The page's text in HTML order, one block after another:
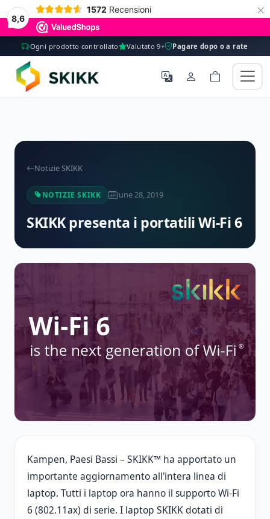
8,6
1572 Recensioni ×
Ogni prodotto controllato Valutato 9+ Pagare dopo o a rate
Notizie SKIKK
NOTIZIE SKIKK June 28, 2019
SKIKK presenta i portatili Wi-Fi 6
Kampen, Paesi Bassi – SKIKK™ ha apportato un
importante aggiornamento all'intera linea di
laptop. Tutti i laptop ora hanno il supporto Wi-Fi
6 (802.11ax) di serie. I laptop SKIKK dotati di